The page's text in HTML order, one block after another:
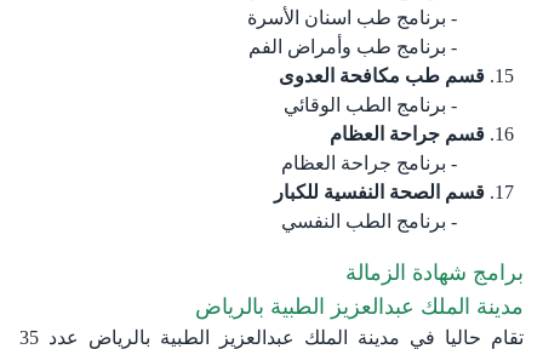
برنامج طب اسنان الأسرة
برنامج طب وأمراض الفم
قسم طب مكافحة العدوى
برنامج الطب الوقائي
قسم جراحة العظام
برنامج جراحة العظام
قسم الصحة النفسية للكبار
برنامج الطب النفسي​​​​​​​​​
برامج شهادة الزمالة
مدينة الملك عبدالعزيز الطبية بالريا​ض
تقام حاليا في مدينة الملك عبدالعزيز الطبية بالرياض عدد 35